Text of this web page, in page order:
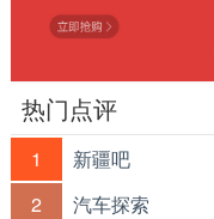
热门点评
1 新疆吧
2 汽车探索